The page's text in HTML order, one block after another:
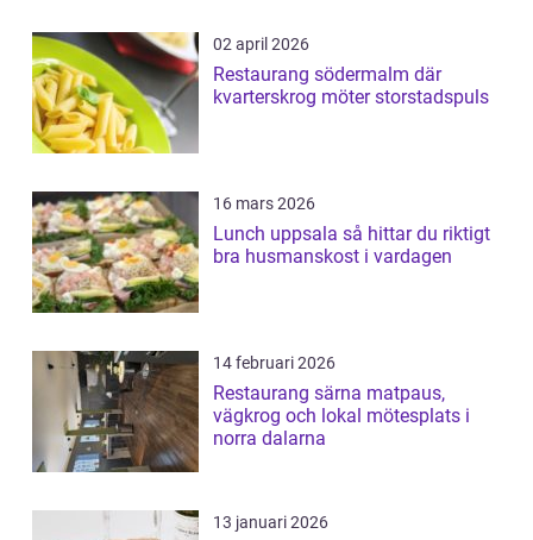
02 april 2026
Restaurang södermalm där
kvarterskrog möter storstadspuls
16 mars 2026
Lunch uppsala så hittar du riktigt
bra husmanskost i vardagen
14 februari 2026
Restaurang särna matpaus,
vägkrog och lokal mötesplats i
norra dalarna
13 januari 2026